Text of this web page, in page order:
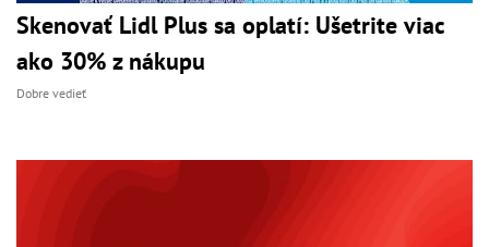
Skenovať Lidl Plus sa oplatí: Ušetrite viac
ako 30% z nákupu
Dobre vedieť